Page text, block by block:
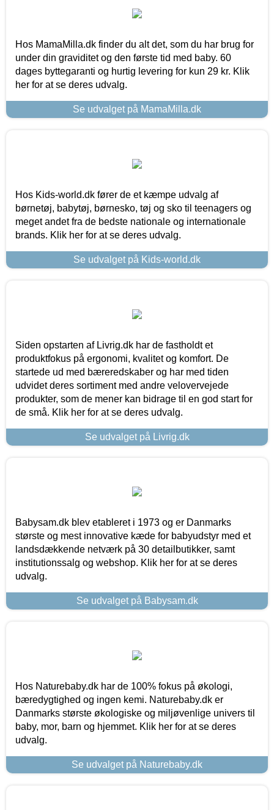
Hos MamaMilla.dk finder du alt det, som du har brug for
under din graviditet og den første tid med baby. 60
dages byttegaranti og hurtig levering for kun 29 kr. Klik
her for at se deres udvalg.
Se udvalget på MamaMilla.dk
Hos Kids-world.dk fører de et kæmpe udvalg af
børnetøj, babytøj, børnesko, tøj og sko til teenagers og
meget andet fra de bedste nationale og internationale
brands. Klik her for at se deres udvalg.
Se udvalget på Kids-world.dk
Siden opstarten af Livrig.dk har de fastholdt et
produktfokus på ergonomi, kvalitet og komfort. De
startede ud med bæreredskaber og har med tiden
udvidet deres sortiment med andre velovervejede
produkter, som de mener kan bidrage til en god start for
de små. Klik her for at se deres udvalg.
Se udvalget på Livrig.dk
Babysam.dk blev etableret i 1973 og er Danmarks
største og mest innovative kæde for babyudstyr med et
landsdækkende netværk på 30 detailbutikker, samt
institutionssalg og webshop. Klik her for at se deres
udvalg.
Se udvalget på Babysam.dk
Hos Naturebaby.dk har de 100% fokus på økologi,
bæredygtighed og ingen kemi. Naturebaby.dk er
Danmarks største økologiske og miljøvenlige univers til
baby, mor, barn og hjemmet. Klik her for at se deres
udvalg.
Se udvalget på Naturebaby.dk